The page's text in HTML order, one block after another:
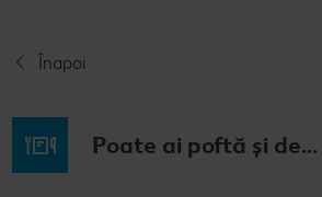
Înapoi
Poate ai poftă și de...